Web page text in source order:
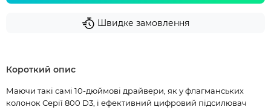
Швидке замовлення
Короткий опис
Маючи такі самі 10-дюймові драйвери, як у флагманських
колонок Серії 800 D3, і ефективний цифровий підсилювач